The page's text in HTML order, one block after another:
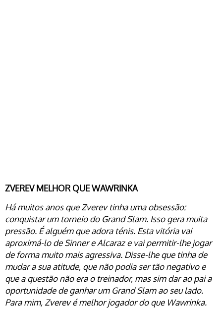
ZVEREV MELHOR QUE WAWRINKA
Há muitos anos que Zverev tinha uma obsessão:
conquistar um torneio do Grand Slam. Isso gera muita
pressão. É alguém que adora ténis. Esta vitória vai
aproximá-lo de Sinner e Alcaraz e vai permitir-lhe jogar
de forma muito mais agressiva. Disse-lhe que tinha de
mudar a sua atitude, que não podia ser tão negativo e
que a questão não era o treinador, mas sim dar ao pai a
oportunidade de ganhar um Grand Slam ao seu lado.
Para mim, Zverev é melhor jogador do que Wawrinka.